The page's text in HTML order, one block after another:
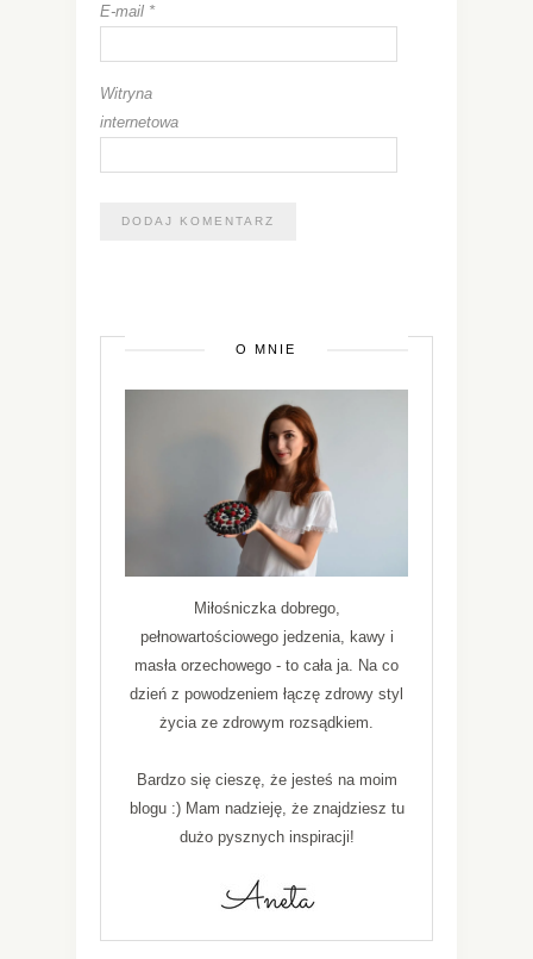
E-mail *
Witryna
internetowa
O MNIE
Miłośniczka dobrego,
pełnowartościowego jedzenia, kawy i
masła orzechowego - to cała ja. Na co
dzień z powodzeniem łączę zdrowy styl
życia ze zdrowym rozsądkiem.
Bardzo się cieszę, że jesteś na moim
blogu :) Mam nadzieję, że znajdziesz tu
dużo pysznych inspiracji!